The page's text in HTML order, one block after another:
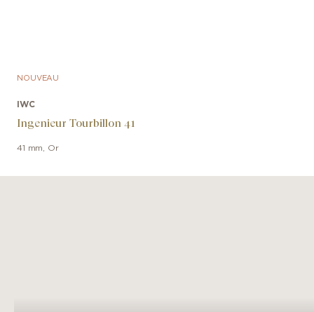
NOUVEAU
IWC
Ingenieur Tourbillon 41
41 mm Or